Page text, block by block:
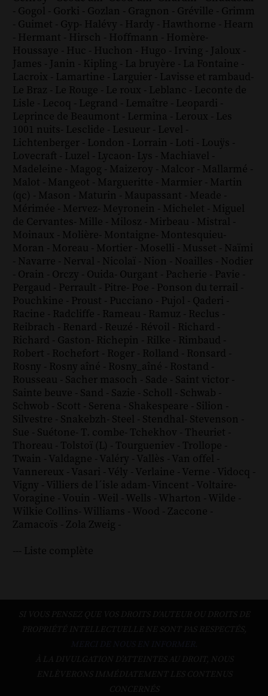
- Gogol - Gorki - Gozlan - Gragnon - Gréville - Grimm
- Guimet - Gyp- Halévy - Hardy - Hawthorne - Hearn
- Hermant - Hirsch - Hoffmann - Homère-
Houssaye - Huc - Huchon - Hugo - Irving - Jaloux -
James - Janin - Kipling - La bruyère - La Fontaine -
Lacroix - Lamartine - Larguier - Lavisse et rambaud-
Le Braz - Le Rouge - Le roux - Leblanc - Leconte de
Lisle - Lecoq - Legrand - Lemaître - Leopardi -
Leprince de Beaumont - Lermina - Leroux - Les
1001 nuits- Lesclide - Lesueur - Level -
Lichtenberger - London - Lorrain - Loti - Louÿs -
Lovecraft - Luzel - Lycaon- Lys - Machiavel -
Madeleine - Magog - Maizeroy - Malcor - Mallarmé -
Malot - Mangeot - Margueritte - Marmier - Martin
(qc) - Mason - Maturin - Maupassant - Meade -
Mérimée - Mervez- Meyronein - Michelet - Miguel
de Cervantes- Mille - Milosz - Mirbeau - Mistral -
Moinaux - Molière- Montaigne- Montesquieu-
Moran - Moreau - Mortier - Moselli - Musset - Naïmi
- Navarre - Nerval - Nicolaï - Nion - Noailles - Nodier
- Orain - Orczy - Ouida- Ourgant - Pacherie - Pavie -
Pergaud - Perrault - Pitre- Poe - Ponson du terrail -
Pouchkine - Proust - Pucciano - Pujol - Qaderi -
Racine - Radcliffe - Rameau - Ramuz - Reclus -
Reibrach - Renard - Reuzé - Révoil - Richard -
Richard - Gaston- Richepin - Rilke - Rimbaud -
Robert - Rochefort - Roger - Rolland - Ronsard -
Rosny - Rosny aîné - Rosny_aîné - Rostand -
Rousseau - Sacher masoch - Sade - Saint victor -
Sainte beuve - Sand - Sazie - Scholl - Schwab -
Schwob - Scott - Serena - Shakespeare - Silion -
Silvestre - Snakebzh- Steel - Stendhal- Stevenson -
Sue - Suétone- T. combe- Tchekhov - Theuriet -
Thoreau - Tolstoï (L) - Tourgueniev - Trollope -
Twain - Valdagne - Valéry - Vallès - Van offel -
Vannereux - Vasari - Vély - Verlaine - Verne - Vidocq -
Vigny - Villiers de l´isle adam- Vincent - Voltaire-
Voragine - Vouin - Weil - Wells - Wharton - Wilde -
Wilkie Collins- Williams - Wood - Zaccone -
Zamacoïs - Zola Zweig -
--- Liste complète